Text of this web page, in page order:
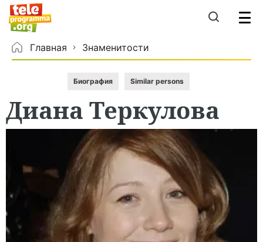
Главная Знаменитости
Биография Similar persons
ДианаТеркулова